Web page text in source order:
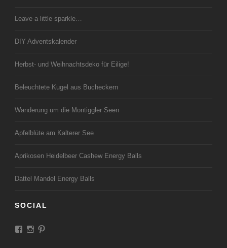
Leave a little sparkle…
DIY Adventskalender
Herbst- und Weihnachtsdeko für Eilige!
Beleuchtete Kugel aus Bucheckern
Wanderung um die Montiggler Seen
Apfelblüte am Kalterer See
Aprikosen Heidelbeer Cashew Energy Balls
Dattel Mandel Energy Balls
SOCIAL
ProfilProfil